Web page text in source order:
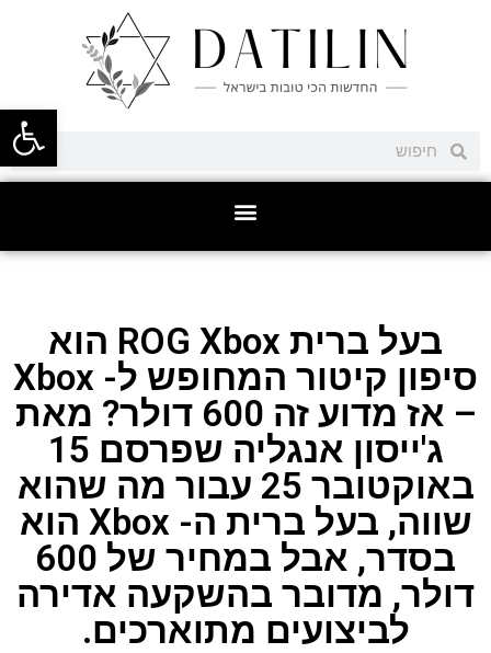
פתח
בעל ברית ROG Xbox הוא
סיפון קיטור המחופש ל- Xbox
– אז מדוע זה 600 דולר? מאת
ג'ייסון אנגליה שפרסם 15
באוקטובר 25 עבור מה שהוא
שווה, בעל ברית ה- Xbox הוא
בסדר, אבל במחיר של 600
דולר, מדובר בהשקעה אדירה
לביצועים מתוארכים.